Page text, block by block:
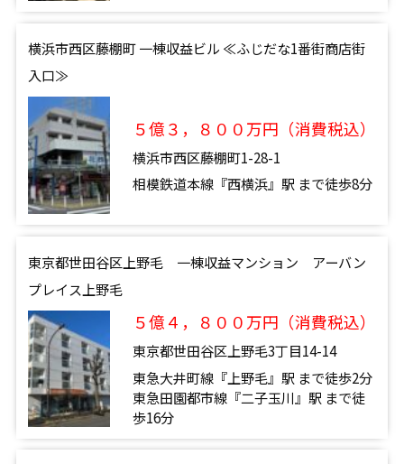
横浜市西区藤棚町 一棟収益ビル ≪ふじだな1番街商店街
入口≫
５億３，８００万円（消費税込）
横浜市西区藤棚町1-28-1
相模鉄道本線『西横浜』駅 まで徒歩8分
東京都世田谷区上野毛 一棟収益マンション アーバン
プレイス上野毛
５億４，８００万円（消費税込）
東京都世田谷区上野毛3丁目14-14
東急大井町線『上野毛』駅 まで徒歩2分
東急田園都市線『二子玉川』駅 まで徒
歩16分